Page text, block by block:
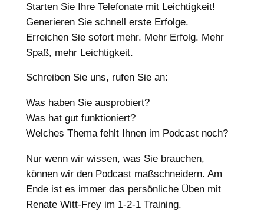
Starten Sie Ihre Telefonate mit Leichtigkeit!
Generieren Sie schnell erste Erfolge.
Erreichen Sie sofort mehr. Mehr Erfolg. Mehr
Spaß, mehr Leichtigkeit.
Schreiben Sie uns, rufen Sie an:
Was haben Sie ausprobiert?
Was hat gut funktioniert?
Welches Thema fehlt Ihnen im Podcast noch?
Nur wenn wir wissen, was Sie brauchen,
können wir den Podcast maßschneidern. Am
Ende ist es immer das persönliche Üben mit
Renate Witt-Frey im 1-2-1 Training.